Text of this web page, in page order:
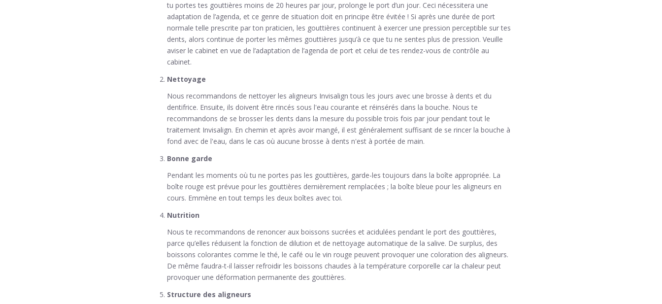
tu portes tes gouttières moins de 20 heures par jour, prolonge le port d’un jour. Ceci nécessitera une
adaptation de l’agenda, et ce genre de situation doit en principe être évitée ! Si après une durée de port
normale telle prescrite par ton praticien, les gouttières continuent à exercer une pression perceptible sur tes
dents, alors continue de porter les mêmes gouttières jusqu’à ce que tu ne sentes plus de pression. Veuille
aviser le cabinet en vue de l’adaptation de l’agenda de port et celui de tes rendez-vous de contrôle au
cabinet.
Nettoyage
Nous recommandons de nettoyer les aligneurs Invisalign tous les jours avec une brosse à dents et du
dentifrice. Ensuite, ils doivent être rincés sous l'eau courante et réinsérés dans la bouche. Nous te
recommandons de se brosser les dents dans la mesure du possible trois fois par jour pendant tout le
traitement Invisalign. En chemin et après avoir mangé, il est généralement suffisant de se rincer la bouche à
fond avec de l'eau, dans le cas où aucune brosse à dents n'est à portée de main.
Bonne garde
Pendant les moments où tu ne portes pas les gouttières, garde-les toujours dans la boîte appropriée. La
boîte rouge est prévue pour les gouttières dernièrement remplacées ; la boîte bleue pour les aligneurs en
cours. Emmène en tout temps les deux boîtes avec toi.
Nutrition
Nous te recommandons de renoncer aux boissons sucrées et acidulées pendant le port des gouttières,
parce qu’elles réduisent la fonction de dilution et de nettoyage automatique de la salive. De surplus, des
boissons colorantes comme le thé, le café ou le vin rouge peuvent provoquer une coloration des aligneurs.
De même faudra-t-il laisser refroidir les boissons chaudes à la température corporelle car la chaleur peut
provoquer une déformation permanente des gouttières.
Structure des aligneurs